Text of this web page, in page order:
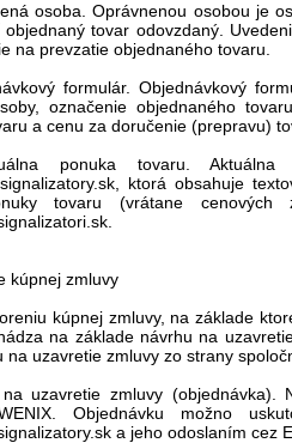
osoba. Oprávnenou osobou je
tovar odovzdaný.
na prevzatie objednaného tovaru.
formulár. Objednávkový
označenie objednaného
a cenu za doručenie (prepravu)
ponuka tovaru.
ktorá obsahuje
tovaru (vrátane
kúpnej zmluvy
kúpnej zmluvy, na základe
na základe návrhu na
na uzavretie zmluvy zo strany
uzavretie zmluvy (objednávka).
Objednávku možno
a jeho odoslaním cez